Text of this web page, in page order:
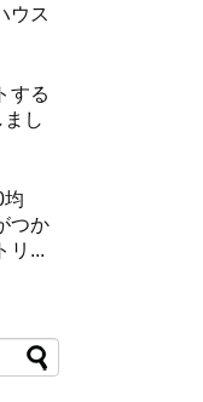
ウス
する
し
均
つか
リ...